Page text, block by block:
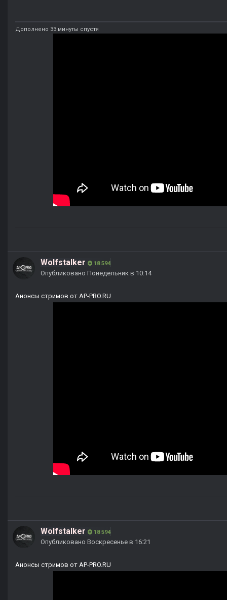
Дополнено 33 минуты спустя
Wolfstalker 18 594
Опубликовано Понедельник в 10:14
Анонсы стримов от AP-PRO.RU
Wolfstalker 18 594
Опубликовано Воскресенье в 16:21
Анонсы стримов от AP-PRO.RU